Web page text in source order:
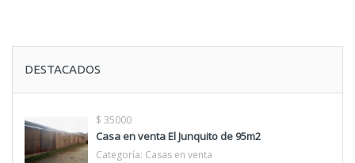
DESTACADOS
$ 35000
Casa en venta El Junquito de 95m2
Categoría: Casas en venta